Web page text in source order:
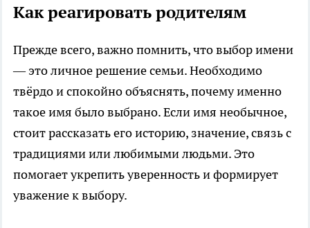
Как реагировать родителям
Прежде всего, важно помнить, что выбор имени
— это личное решение семьи. Необходимо
твёрдо и спокойно объяснять, почему именно
такое имя было выбрано. Если имя необычное,
стоит рассказать его историю, значение, связь с
традициями или любимыми людьми. Это
помогает укрепить уверенность и формирует
уважение к выбору.